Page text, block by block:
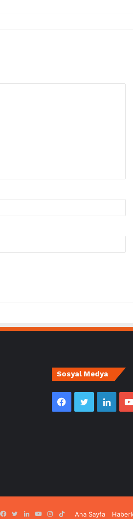
Sosyal Medya
Facebook
Twitter
Ana Sayfa
Facebook
Twitter
LinkedInYouTubeInstagram
TikTok